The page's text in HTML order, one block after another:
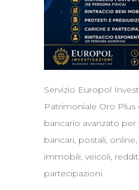
Servizio Europol
Patrimoniale Oro
bancario avanzato
bancari, postali,
immobili, veicoli,
partecipazioni.